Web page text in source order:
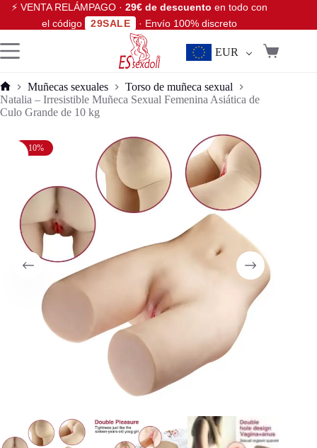
⚡ VENTA RELÁMPAGO ·29€ de descuento en todo con
el código
29SALE · Envío 100% discreto
EUR
Muñecas sexuales
Torso de muñeca sexual
Natalia – Irresistible Muñeca Sexual Femenina Asiática de
Culo Grande de 10 kg
- 10%